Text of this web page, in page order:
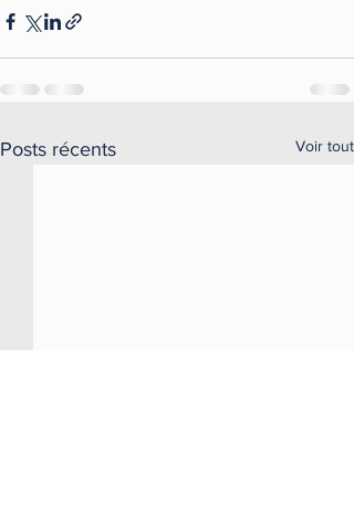
Posts récents Voir tout